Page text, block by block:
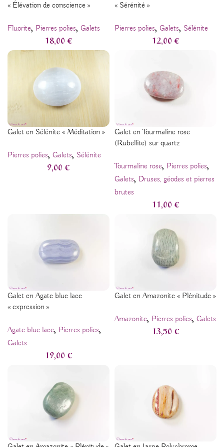
« Élévation de conscience »
Fluorite, Pierres polies, Galets
18,00€
« Sérénité »
Pierres polies, Galets, Sélénite
12,00€
Galet en Sélénite « Méditation »
Pierres polies, Galets, Sélénite
9,00€
Galet en Tourmaline rose
(Rubellite) sur quartz
Tourmaline rose, Pierres polies,
Galets, Druses, géodes et pierres
brutes
11,00€
Galet en Agate blue lace
« expression »
Agate blue lace, Pierres polies,
Galets
19,00€
Galet en Amazonite « Plénitude »
Amazonite, Pierres polies, Galets
13,50€